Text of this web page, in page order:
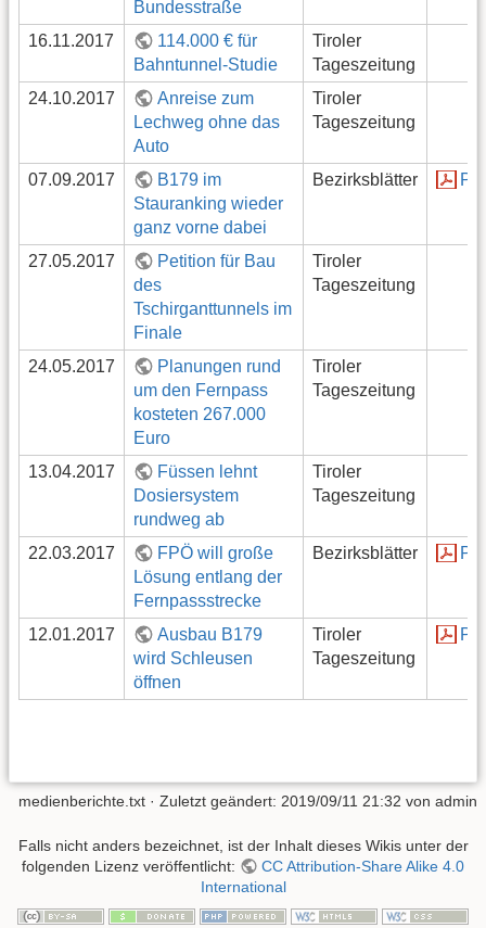
Bundesstraße
16.11.2017
114.000 € für
Bahntunnel-Studie
Tiroler
Tageszeitung
24.10.2017
Anreise zum
Lechweg ohne das
Auto
Tiroler
Tageszeitung
07.09.2017
B179 im
Stauranking wieder
ganz vorne dabei
Bezirksblätter
27.05.2017
Petition für Bau
des
Tschirganttunnels im
Finale
Tiroler
Tageszeitung
24.05.2017
Planungen rund
um den Fernpass
kosteten 267.000
Euro
Tiroler
Tageszeitung
13.04.2017
Füssen lehnt
Dosiersystem
rundweg ab
Tiroler
Tageszeitung
22.03.2017
FPÖ will große
Lösung entlang der
Fernpassstrecke
Bezirksblätter
12.01.2017
Ausbau B179
wird Schleusen
öffnen
Tiroler
Tageszeitung
medienberichte.txt · Zuletzt geändert: 2019/09/11 21:32 von admin
Falls nicht anders bezeichnet, ist der Inhalt dieses Wikis unter der
folgenden Lizenz veröffentlicht:
CC Attribution-Share Alike 4.0
International